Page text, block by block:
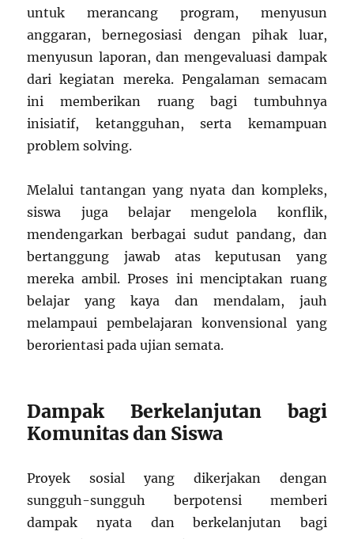
untuk merancang program, menyusun
anggaran, bernegosiasi dengan pihak luar,
menyusun laporan, dan mengevaluasi dampak
dari kegiatan mereka. Pengalaman semacam
ini memberikan ruang bagi tumbuhnya
inisiatif, ketangguhan, serta kemampuan
problem solving.
Melalui tantangan yang nyata dan kompleks,
siswa juga belajar mengelola konflik,
mendengarkan berbagai sudut pandang, dan
bertanggung jawab atas keputusan yang
mereka ambil. Proses ini menciptakan ruang
belajar yang kaya dan mendalam, jauh
melampaui pembelajaran konvensional yang
berorientasi pada ujian semata.
Dampak Berkelanjutan bagi
Komunitas dan Siswa
Proyek sosial yang dikerjakan dengan
sungguh-sungguh berpotensi memberi
dampak nyata dan berkelanjutan bagi